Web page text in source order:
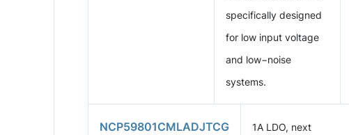
specifically designed
for low input voltage
and low−noise
systems.
NCP59801CMLADJTCG
1A LDO, next